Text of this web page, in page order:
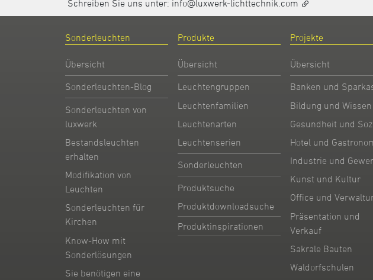
Schreiben Sie uns unter: info@luxwerk-lichttechnik.com
Sonderleuchten
Übersicht
Sonderleuchten-Blog
Sonderleuchten von
luxwerk
Bestandsleuchten
erhalten
Modifikation von
Leuchten
Sonderleuchten für
Kirchen
Know-How mit
Sonderlösungen
Sie benötigen eine
Produkte
Übersicht
Leuchtengruppen
Leuchtenfamilien
Leuchtenarten
Leuchtenserien
Sonderleuchten
Produktsuche
Produktdownloadsuche
Produktinspirationen
Projekte
Übersicht
Banken und
Bildung und Wissen
Gesundheit und
Hotel und
Industrie und
Kunst und Kultur
Office und
Präsentation und
Verkauf
Sakrale Bauten
Waldorfschulen